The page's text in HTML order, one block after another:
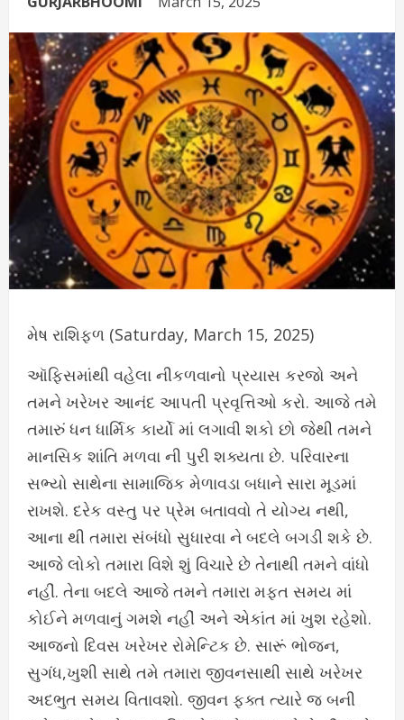
મેષ રાશિફળ (Saturday, March 15, 2025)
ઑફિસમાંથી વહેલા નીકળવાનો પ્રયાસ કરજો અને
તમને ખરેખર આનંદ આપતી પ્રવૃત્તિઓ કરો. આજે તમે
તમારું ધન ધાર્મિક કાર્યો માં લગાવી શકો છો જેથી તમને
માનસિક શાંતિ મળવા ની પુરી શક્યતા છે. પરિવારના
સભ્યો સાથેના સામાજિક મેળાવડા બધાને સારા મૂડમાં
રાખશે. દરેક વસ્તુ પર પ્રેમ બતાવવો તે યોગ્ય નથી,
આના થી તમારા સંબંધો સુધારવા ને બદલે બગડી શકે છે.
આજે લોકો તમારા વિશે શું વિચારે છે તેનાથી તમને વાંધો
નહીં. તેના બદલે આજે તમને તમારા મફત સમય માં
કોઈને મળવાનું ગમશે નહીં અને એકાંત માં ખુશ રહેશો.
આજનો દિવસ ખરેખર રોમેન્ટિક છે. સારૂં ભોજન,
સુગંધ,ખુશી સાથે તમે તમારા જીવનસાથી સાથે ખરેખર
અદભુત સમય વિતાવશો. જીવન ફક્ત ત્યારે જ બની